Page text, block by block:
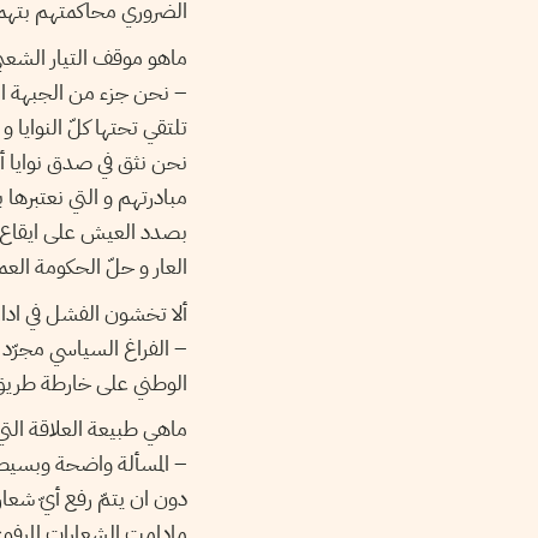
الضروري محاكمتهم
ماهو موقف التيار
– نحن جزء من الجبهة
تلتقي تحتها كلّ النوايا
نحن نثق في صدق نوايا
مبادرتهم و التي
بصدد العيش على
العار و حلّ الحكومة
ألا تخشون الفشل في
– الفراغ السياسي
الوطني على خارطة
ماهي طبيعة العلاقة
– المسألة واضحة
دون ان يتمّ رفع أيّ